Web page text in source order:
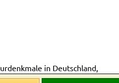
in Deutschland,
protestantisch / ältestes